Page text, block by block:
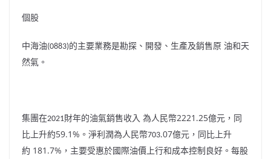
個股
中海油(0883)的主要業務是勘探、開發、生產及銷售原 油和天
然氣。
集團在2021財年的油氣銷售收入 為人民幣2221 .25億元 ，同
比 上升約59.1% 。淨利潤為人民幣703.07億元 ， 同比上升
約 181.7% ，主要受惠於 國際油價上行和成本控制良好 。 每股